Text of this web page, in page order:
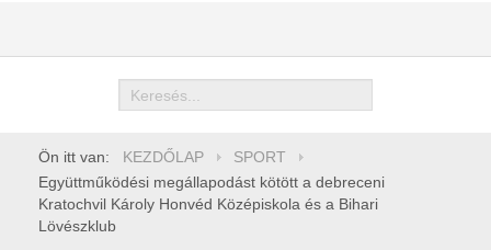
Keresés
Ön itt van: KEZDŐLAP
SPORT
Együttműködési megállapodást kötött a debreceni
Kratochvil Károly Honvéd Középiskola és a Bihari
Lövészklub